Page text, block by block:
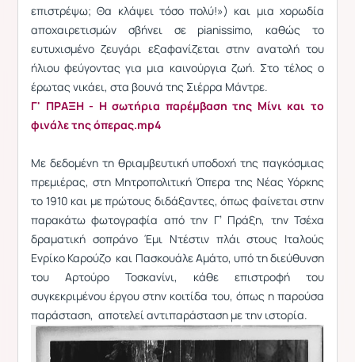
επιστρέψω; Θα κλάψει τόσο πολύ!») και μια χορωδία
αποχαιρετισμών σβήνει σε pianissimo, καθώς το
ευτυχισμένο ζευγάρι εξαφανίζεται στην ανατολή του
ήλιου φεύγοντας για μια καινούργια ζωή. Στο τέλος ο
έρωτας νικάει, στα βουνά της Σιέρρα Μάντρε.
Γ' ΠΡΑΞΗ - Η σωτήρια παρέμβαση της Μίνι και το
φινάλε της όπερας.mp4
Με δεδομένη τη θριαμβευτική υποδοχή της παγκόσμιας
πρεμιέρας, στη Μητροπολιτική Όπερα της Νέας Υόρκης
το 1910 και με πρώτους διδάξαντες, όπως φαίνεται στην
παρακάτω φωτογραφία από την Γ’ Πράξη, την Τσέχα
δραματική σοπράνο Έμι Ντέστιν πλάι στους Ιταλούς
Ενρίκο Καρούζο και Πασκουάλε Αμάτο, υπό τη διεύθυνση
του Αρτούρο Τοσκανίνι, κάθε επιστροφή του
συγκεκριμένου έργου στην κοιτίδα του, όπως η παρούσα
παράσταση, αποτελεί αντιπαράσταση με την ιστορία.